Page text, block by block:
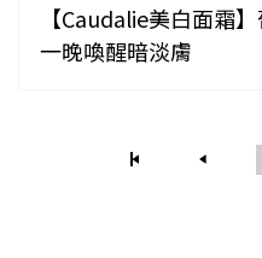
【Caudalie美白面霜
一晚喚醒暗淡膚